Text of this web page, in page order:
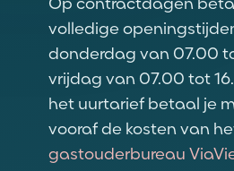
Op contractdagen
volledige
donderdag van 07.00
vrijdag van 07.00 tot
het uurtarief betaal je
vooraf de kosten van
gastouderbureau